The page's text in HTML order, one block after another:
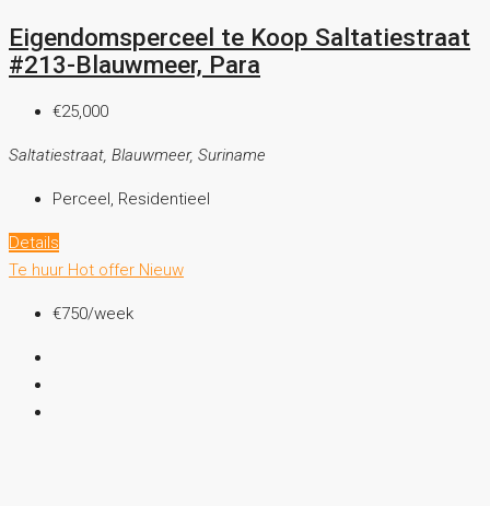
Eigendomsperceel te Koop Saltatiestraat
#213-Blauwmeer, Para
€25,000
Saltatiestraat, Blauwmeer, Suriname
Perceel, Residentieel
Details
Te huur Hot offer Nieuw
€750/week